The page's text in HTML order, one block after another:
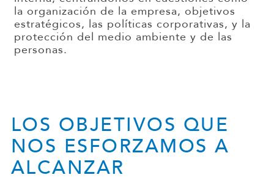
la organización de la empresa, objetivos
estratégicos, las políticas corporativas, y la
protección del medio ambiente y de las
personas.
LOS OBJETIVOS QUE
NOS ESFORZAMOS A
ALCANZAR